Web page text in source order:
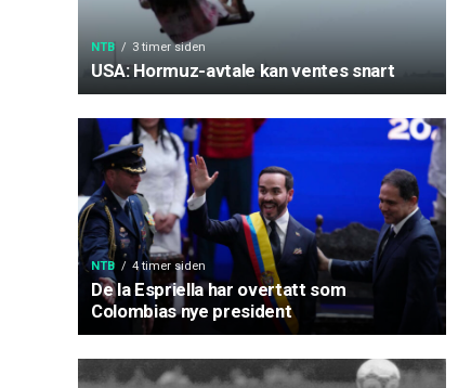
NTB 3 timer siden
USA: Hormuz-avtale kan ventes snart
NTB 4 timer siden
De la Espriella har overtatt som
Colombias nye president